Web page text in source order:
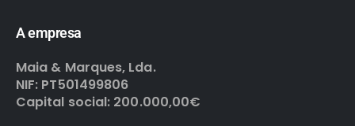
A empresa
Maia & Marques, Lda.
NIF: PT501499806
Capital social: 200.000,00€